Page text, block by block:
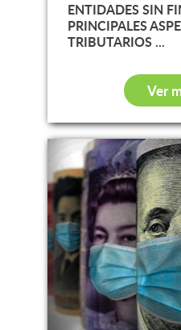
ENTIDADES SIN
PRINCIPALES
TRIBUTARIOS ...
Ver